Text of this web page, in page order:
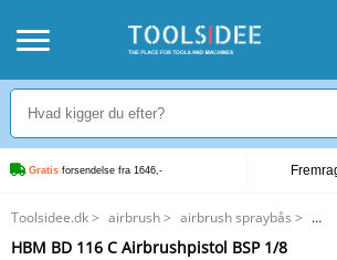
Gratis forsendelse fra 1646,-
Toolsidee.dk> airbrush> airbrush spraybås >
HBM BD 116 C Airbrushpistol BSP 1/8
HBM BD 116 C Airbrushpistol BSP 1/8